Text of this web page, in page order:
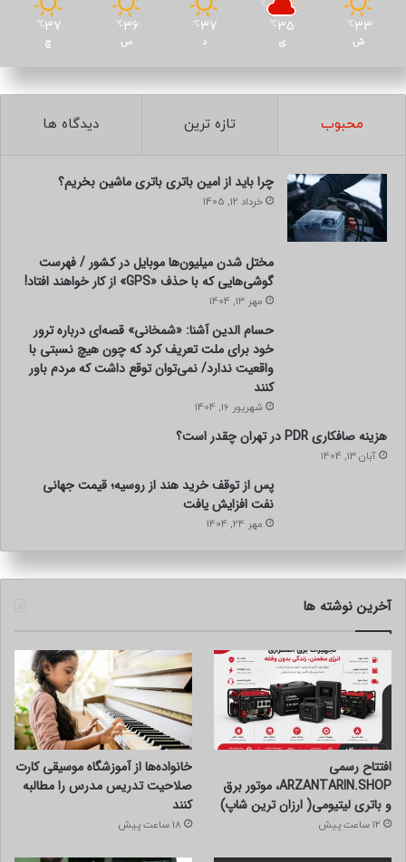
33
℃
ش
35
℃
ی
37
℃
د
36
℃
س
37
℃
چ
محبوب تازه ترین دیدگاه ها
چرا باید از امین باتری باتری ماشین بخریم؟
خرداد 12, 1405
مختل شدن میلیون‌ها موبایل در کشور / فهرست
گوشی‌هایی که با حذف «GPS» از کار خواهند افتاد!
مهر 13, 1404
حسام الدین آشنا: «شمخانی» قصه‌ای درباره ترور
خود برای ملت تعریف کرد که چون هیچ نسبتی با
واقعیت ندارد/ نمی‌توان توقع داشت که مردم باور
کنند
شهریور 16, 1404
هزینه صافکاری PDR در تهران چقدر است؟
آبان 13, 1404
پس از توقف خرید هند از روسیه؛ قیمت جهانی
نفت افزایش یافت
مهر 24, 1404
آخرین نوشته ها
افتتاح رسمی
ARZANTARIN.SHOP، موتور برق
و باتری لیتیومی( ارزان ترین شاپ)
12 ساعت پیش
خانواده‌ها از آموزشگاه موسیقی کارت
صلاحیت تدریس مدرس را مطالبه
کنند
18 ساعت پیش